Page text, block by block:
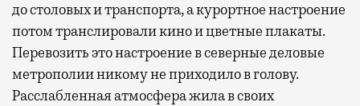
до столовых и транспорта, а курортное настроение
потом транслировали кино и цветные плакаты.
Перевозить это настроение в северные деловые
метрополии никому не приходило в голову.
Расслабленная атмосфера жила в своих